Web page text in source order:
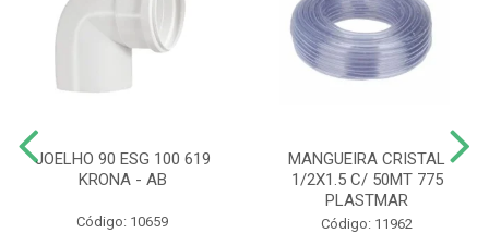
JOELHO 90 ESG 100 619
KRONA - AB
Código: 10659
MANGUEIRA CRISTAL
1/2X1.5 C/ 50MT 775
PLASTMAR
Código: 11962